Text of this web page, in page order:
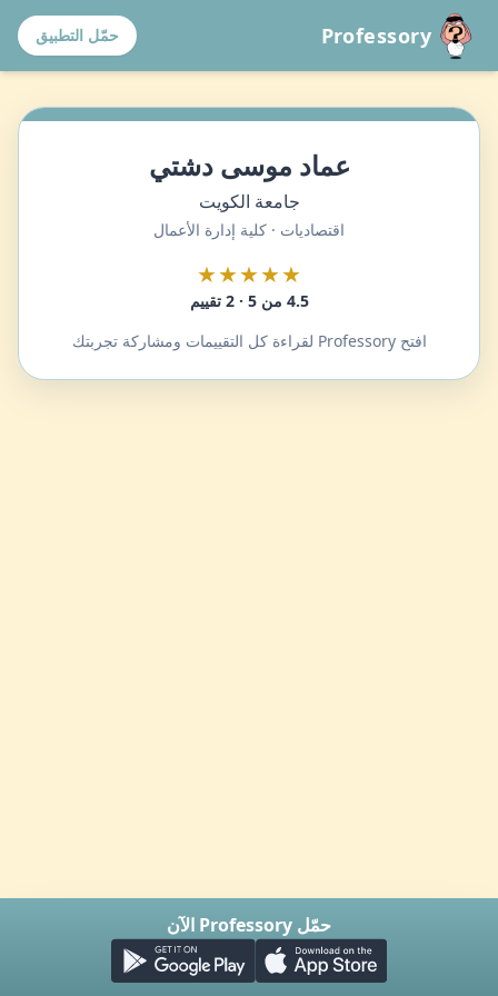
Professory حمّل التطبيق
عماد موسى دشتي
جامعة الكويت
اقتصاديات · كلية إدارة الأعمال
★★★★★
4.5 من 5 · 2 تقييم
افتح Professory لقراءة كل التقييمات ومشاركة تجربتك
حمّل Professory الآن